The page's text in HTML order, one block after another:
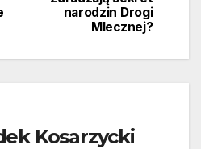
narodzin Drogi
Mlecznej?
Kosarzycki